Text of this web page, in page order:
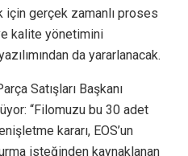
için gerçek zamanlı proses
kalite yönetimini
da yararlanacak.
Satışları Başkanı
“Filomuzu bu 30 adet
kararı, EOS’un
isteğinden kaynaklanan